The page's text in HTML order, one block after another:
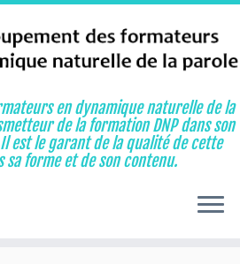
en dynamique naturelle de la
de la formation DNP dans son
est le garant de la qualité de cette
sa forme et de son contenu.